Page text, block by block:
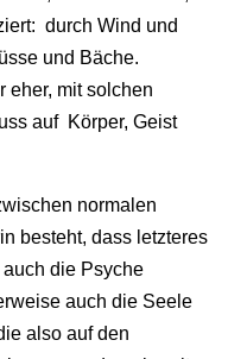
durch Wind und
und Bäche.
eher, mit solchen
auf Körper, Geist
normalen
besteht, dass letzteres
die Psyche
auch die Seele
also auf den